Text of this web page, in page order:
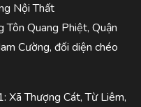
Nội Thất
Quang Phiệt, Quận
Cường, đối diện chéo
Xã Thượng Cát, Từ Liêm,